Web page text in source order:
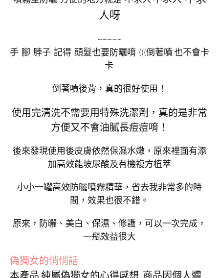
人呀
~~~~~
手 腳 脖子 記得 頭髮也要防曬唷 (((倒著噴 也不會卡
卡
倒著噴後背，真的很好使用！
使用完清洗不需要用特殊洗潔劑，真的是非常
方便又不會油膩長痘痘唷！
後來發現使用後皮膚依然保濕水嫩，原來裡面有添
加高效能坡尿酸及有機複方植萃
小小一罐高效防曬噴霧精華，省去我非常多的時
間，效果也很不錯。
原來，防曬、美白、保濕、修護，可以一次完成，
一瓶效益很大
偽獨女的悄悄話
本產品 純屬偽獨女的心得感想 商品因個人體